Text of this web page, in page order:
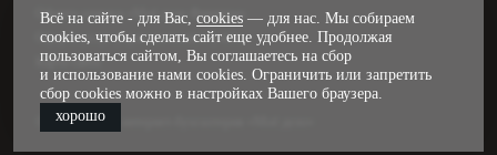
Оферта сервиса «Моё дело Финансы»
Оферта услуг управленческого учёта
Карта сайта
© 2009—2026, интернет-бухгалтерия «Моё дело»
Всё на сайте - для Вас, cookies — для нас. Мы собираем
cookies, чтобы сделать сайт еще удобнее. Продолжая
пользоваться сайтом, Вы соглашаетесь на сбор
и использование нами cookies. Ограничить или запретить
сбор cookies можно в настройках Вашего браузера.
хорошо